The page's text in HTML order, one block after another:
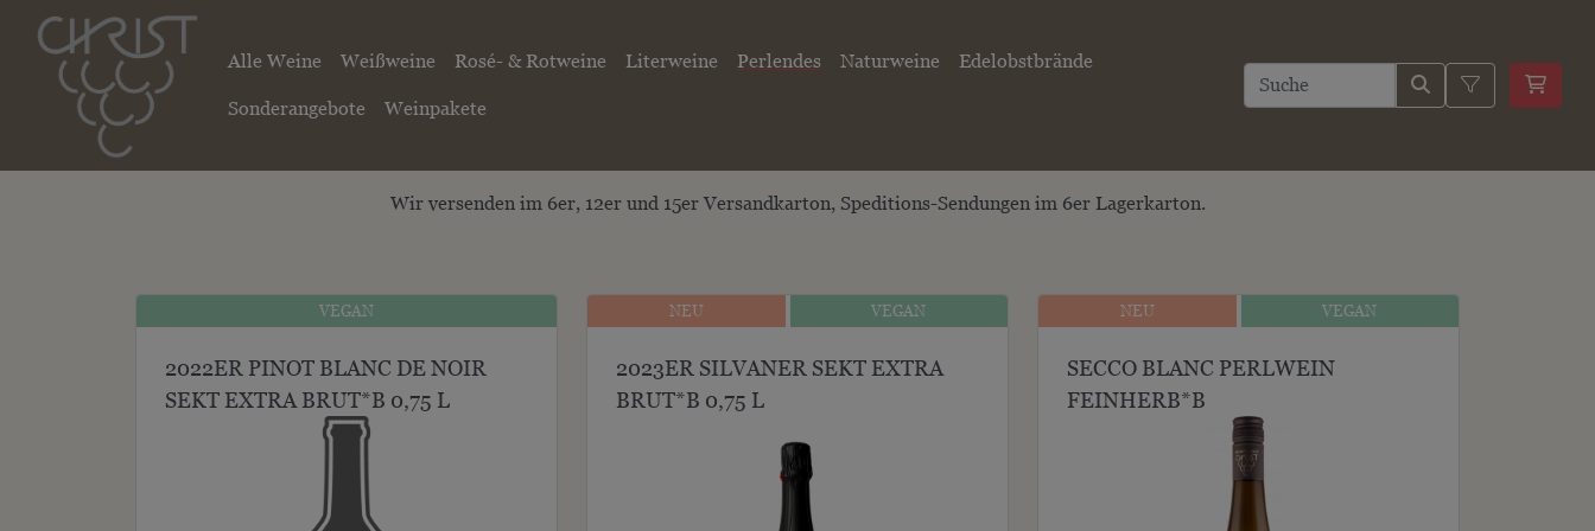
Alle Weine Weißweine Rosé- & Rotweine Literweine Perlendes Naturweine Edelobstbrände
Sonderangebote Weinpakete
Wir versenden im 6er, 12er und 15er Versandkarton, Speditions-Sendungen im 6er Lagerkarton.
VEGANVEGAN
2022ER PINOT BLANC DE NOIR
SEKT EXTRA BRUT*B 0,75 L
NEUNEU VEGANVEGAN
2023ER SILVANER SEKT EXTRA
BRUT*B 0,75 L
NEUNEU VEGANVEGAN
SECCO BLANC PERLWEIN
FEINHERB*B